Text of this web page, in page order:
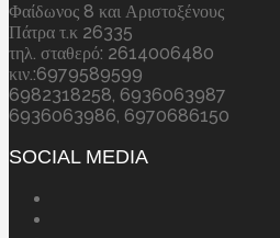
Φαίδωνος 8 και Αριστοξένους
Πάτρα τ.κ 26335
τηλ. σταθερό: 2614006480
κιν.:6979589599
6982318258, 6936063987
6936063986, 6970686150
SOCIAL MEDIA